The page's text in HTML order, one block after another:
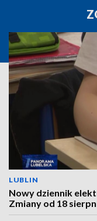
LUBLIN
Nowy dziennik
Zmiany od 18